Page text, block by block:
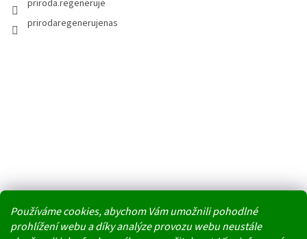
Používáme cookies, abychom Vám umožnili pohodlné
prohlížení webu a díky analýze provozu webu neustále
priroda.regeneruje
prirodaregenerujenas